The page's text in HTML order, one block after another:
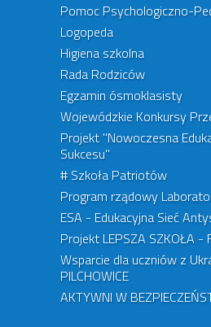
Pomoc Psychologiczno-
Logopeda
Higiena szkolna
Rada Rodziców
Egzamin ósmoklasisty
Wojewódzkie Konkursy
Projekt "Nowoczesna
Sukcesu"
# Szkoła Patriotów
Program rządowy
ESA - Edukacyjna Sieć
Projekt LEPSZA SZKOŁA -
Wsparcie dla uczniów z
PILCHOWICE
AKTYWNI W